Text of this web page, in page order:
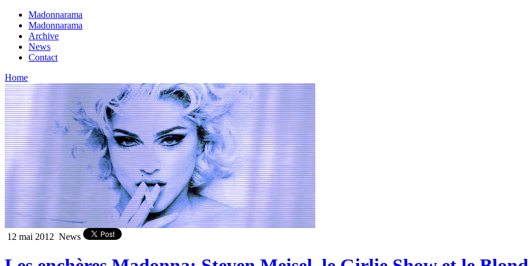
Madonnarama
Madonnarama
Archive
News
Contact
Home
12 mai 2012 News